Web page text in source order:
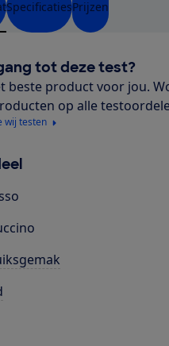
SpecificatiesPrijzen
tot deze test?
beste product voor jou.
op alle
wij testen